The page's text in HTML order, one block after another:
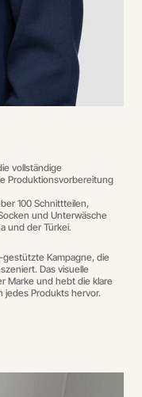
vollständige
Produktionsvorbereitung
100 Schnittteilen,
und Unterwäsche
und der Türkei.
gestützte Kampagne, die
Das visuelle
Marke und hebt die klare
jedes Produkts hervor.